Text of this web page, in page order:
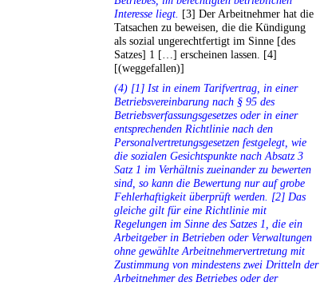
Interesse liegt. [3] Der Arbeitnehmer hat die
Tatsachen zu beweisen, die die Kündigung
als sozial ungerechtfertigt im Sinne [des
Satzes] 1 […] erscheinen lassen. [4]
[(weggefallen)]
(4) [1] Ist in einem Tarifvertrag, in einer
Betriebsvereinbarung nach § 95 des
Betriebsverfassungsgesetzes oder in einer
entsprechenden Richtlinie nach den
Personalvertretungsgesetzen festgelegt, wie
die sozialen Gesichtspunkte nach Absatz 3
Satz 1 im Verhältnis zueinander zu bewerten
sind, so kann die Bewertung nur auf grobe
Fehlerhaftigkeit überprüft werden. [2] Das
gleiche gilt für eine Richtlinie mit
Regelungen im Sinne des Satzes 1, die ein
Arbeitgeber in Betrieben oder Verwaltungen
ohne gewählte Arbeitnehmervertretung mit
Zustimmung von mindestens zwei Dritteln der
Arbeitnehmer des Betriebes oder der